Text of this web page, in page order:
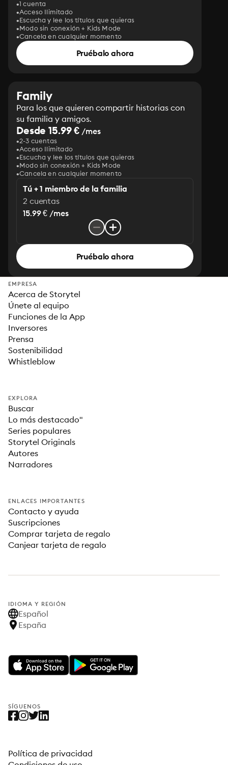
1 cuenta
Acceso Ilimitado
Escucha y lee los títulos que quieras
Modo sin conexión + Kids Mode
Cancela en cualquier momento
Pruébalo ahora
Family
Para los que quieren compartir historias con
su familia y amigos.
Desde 15.99 € /mes
2-3 cuentas
Acceso Ilimitado
Escucha y lee los títulos que quieras
Modo sin conexión + Kids Mode
Cancela en cualquier momento
Tú + 1 miembro de la familia
2 cuentas
15.99 € /mes
Pruébalo ahora
EMPRESA
Acerca de Storytel
Únete al equipo
Funciones de la App
Inversores
Prensa
Sostenibilidad
Whistleblow
EXPLORA
Buscar
Lo más destacado"
Series populares
Storytel Originals
Autores
Narradores
ENLACES IMPORTANTES
Contacto y ayuda
Suscripciones
Comprar tarjeta de regalo
Canjear tarjeta de regalo
IDIOMA Y REGIÓN
Español
España
SÍGUENOS
Política de privacidad